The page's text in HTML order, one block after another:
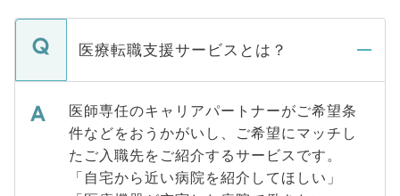
医療転職支援サービスとは？
医師専任のキャリアパートナーがご希望条
件などをおうかがいし、ご希望にマッチし
たご入職先をご紹介するサービスです。
「自宅から近い病院を紹介してほしい」